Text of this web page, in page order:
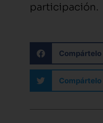
participación.